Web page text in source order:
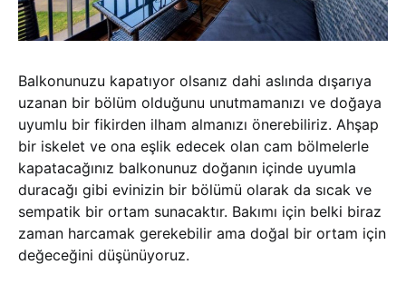
Balkonunuzu kapatıyor olsanız dahi aslında dışarıya
uzanan bir bölüm olduğunu unutmamanızı ve doğaya
uyumlu bir fikirden ilham almanızı önerebiliriz. Ahşap
bir iskelet ve ona eşlik edecek olan cam bölmelerle
kapatacağınız balkonunuz doğanın içinde uyumla
duracağı gibi evinizin bir bölümü olarak da sıcak ve
sempatik bir ortam sunacaktır. Bakımı için belki biraz
zaman harcamak gerekebilir ama doğal bir ortam için
değeceğini düşünüyoruz.